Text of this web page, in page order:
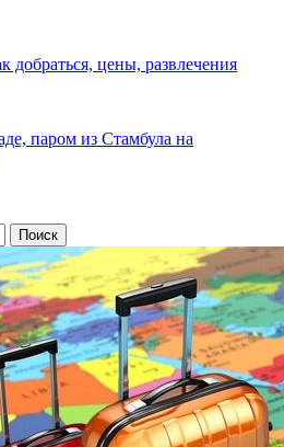
добраться, цены, развлечения
паром из Стамбула на